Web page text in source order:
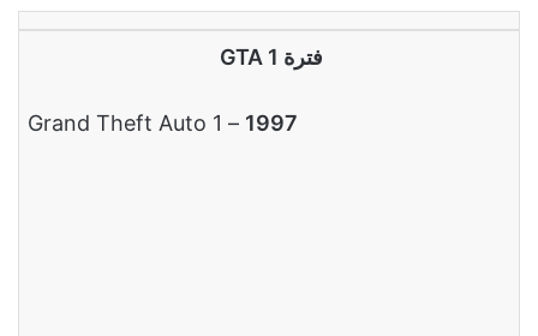
فترة GTA 1
1997
– Grand Theft Auto 1